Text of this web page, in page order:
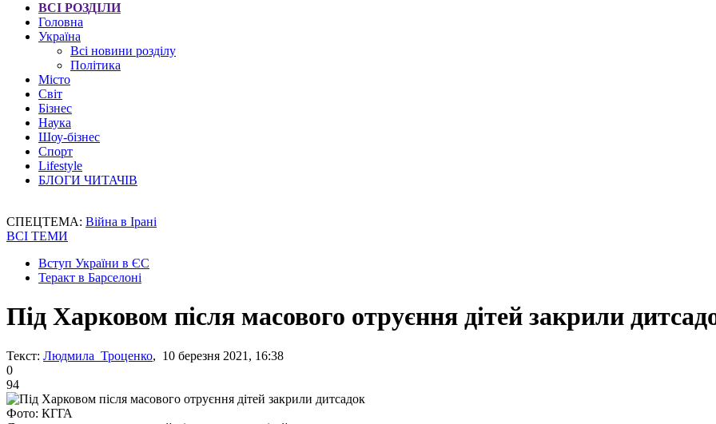
ВСІ РОЗДІЛИ
Головна
Україна
Всі новини розділу
Політика
Місто
Світ
Бізнес
Наука
Шоу-бізнес
Спорт
Lifestyle
БЛОГИ ЧИТАЧІВ
СПЕЦТЕМА: Війна в Ірані
ВСІ ТЕМИ
Вступ України в ЄС
Теракт в Барселоні
Під Харковом після масового отруєння дітей закрили
Текст: Людмила Троценко, 10 березня 2021, 16:38
0
94
Фото: КГГА